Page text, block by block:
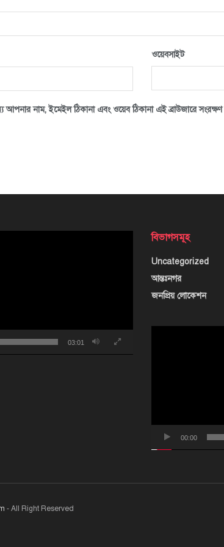
ওয়েবসাইট
আপনার নাম, ইমেইল ঠিকানা এবং ওয়েব ঠিকানা এই ব্রাউজারে
03:01
বিভাগসমূহ
Uncategorized
আন্তঃনগর
জনপ্রিয় লোকেশন
00:00
- All Right Reserved